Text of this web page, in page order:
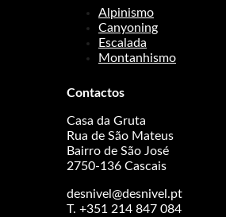
Alpinismo
Canyoning
Escalada
Montanhismo
Contactos
Casa da Gruta
Rua de São Mateus
Bairro de São José
2750-136 Cascais
desnivel@desnivel.pt
T. +351 214 847 084